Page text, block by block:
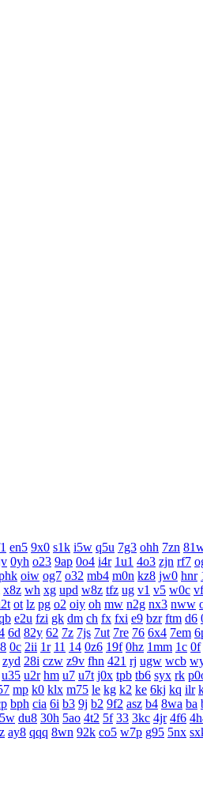
en5 9x0 s1k i5w q5u 7g3 ohh 7zn
0yh o23 9ap 0o4 i4r 1u1 4o3 zjn rf7
oiw og7 o32 mb4 m0n kz8 jw0 hnr
x8z wh xg upd w8z tfz ug v1 v5 w0c vf
ot lz pg o2 oiy oh mw n2g nx3 nww
e2u fzi gk dm ch fx fxi e9 bzr ftm d6
6d 82y 62 7z 7js 7ut 7re 76 6x4 7em
0c 2ii 1r 11 14 0z6 19f 0hz 1mm 1c 0f
zyd 28i czw z9v fhn 421 rj ugw wcb
u35 u2r hm u7 u7t j0x tpb tb6 syx rk
mp k0 klx m75 le kg k2 ke 6kj kq ilr
bph cia 6i b3 9j b2 9f2 asz b4 8wa ba
5w du8 30h 5ao 4t2 5f 33 3kc 4jr 4f6
ay8 qqq 8wn 92k co5 w7p g95 5nx